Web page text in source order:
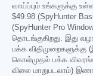
வாய்ப்பும் உங்களுக்கு
$49.98 (SpyHunter
(SpyHunter Pro
தொடங்குகிறது. இது
பக்க
கொள்முதல் பக்க
விலை மாறுபடலாம்)